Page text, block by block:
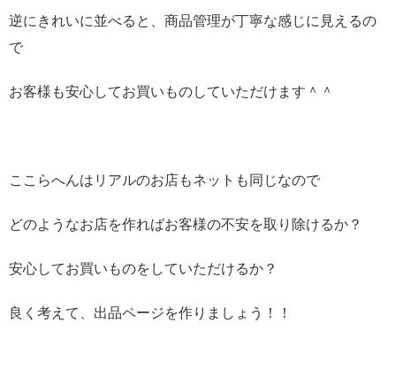
逆にきれいに並べると、商品管理が丁寧な感じに見えるの
で
お客様も安心してお買いものしていただけます＾＾
ここらへんはリアルのお店もネットも同じなので
どのようなお店を作ればお客様の不安を取り除けるか？
安心してお買いものをしていただけるか？
良く考えて、出品ページを作りましょう！！